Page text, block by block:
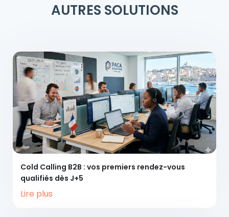
AUTRES SOLUTIONS
Cold Calling B2B : vos premiers rendez-vous
qualifiés dès J+5
Lire plus